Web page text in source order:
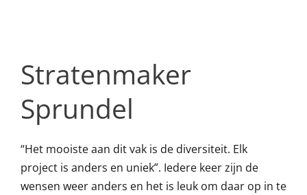
Stratenmaker
Sprundel
“Het mooiste aan dit vak is de diversiteit. Elk
project is anders en uniek”. Iedere keer zijn de
wensen weer anders en het is leuk om daar op in te